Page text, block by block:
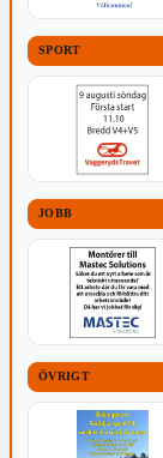
SPORT
JOBB
ÖVRIGT